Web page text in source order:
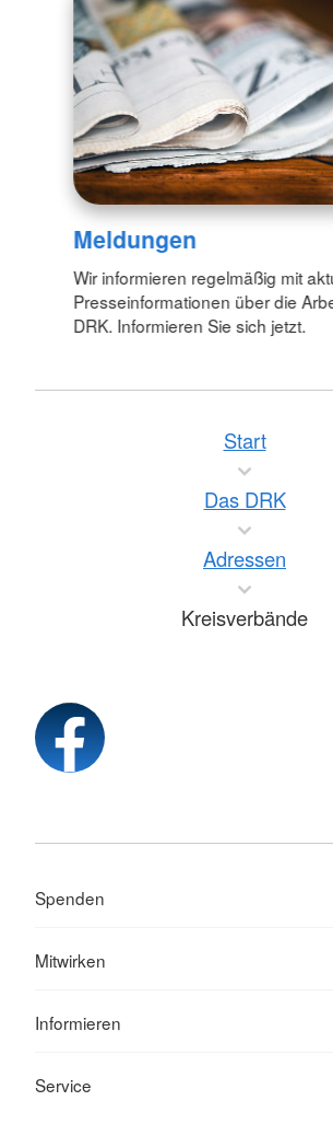
Meldungen
Wir informieren regelmäßig mit
Presseinformationen über die
DRK. Informieren Sie sich jetzt.
Start
Das DRK
Adressen
Kreisverbände
Spenden
Mitwirken
Informieren
Service